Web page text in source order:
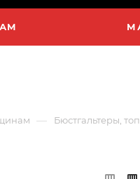
— Бюстгальтеры,